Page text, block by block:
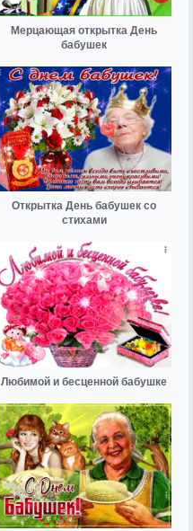
Мерцающая открытка День
бабушек
Открытка День бабушек со
стихами
Любимой и бесценной бабушке